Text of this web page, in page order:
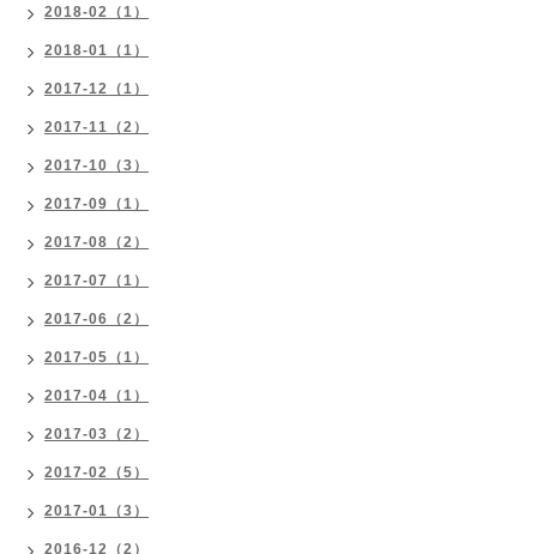
2018-02（1）
2018-01（1）
2017-12（1）
2017-11（2）
2017-10（3）
2017-09（1）
2017-08（2）
2017-07（1）
2017-06（2）
2017-05（1）
2017-04（1）
2017-03（2）
2017-02（5）
2017-01（3）
2016-12（2）